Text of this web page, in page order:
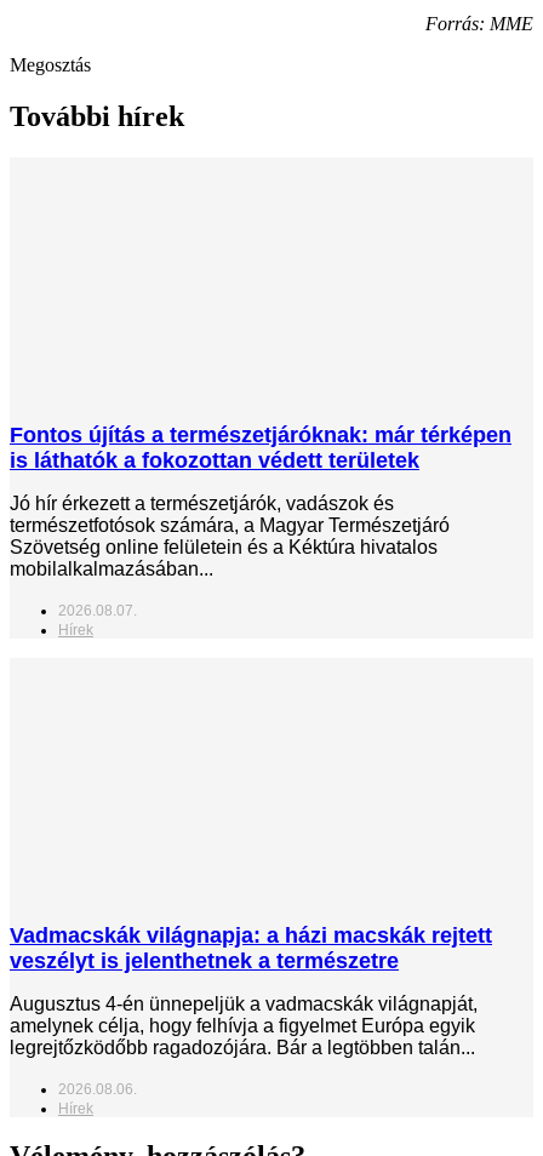
Forrás: MME
Megosztás
További hírek
Fontos újítás a természetjáróknak: már térképen
is láthatók a fokozottan védett területek
Jó hír érkezett a természetjárók, vadászok és
természetfotósok számára, a Magyar Természetjáró
Szövetség online felületein és a Kéktúra hivatalos
mobilalkalmazásában...
2026.08.07.
Hírek
Vadmacskák világnapja: a házi macskák rejtett
veszélyt is jelenthetnek a természetre
Augusztus 4-én ünnepeljük a vadmacskák világnapját,
amelynek célja, hogy felhívja a figyelmet Európa egyik
legrejtőzködőbb ragadozójára. Bár a legtöbben talán...
2026.08.06.
Hírek